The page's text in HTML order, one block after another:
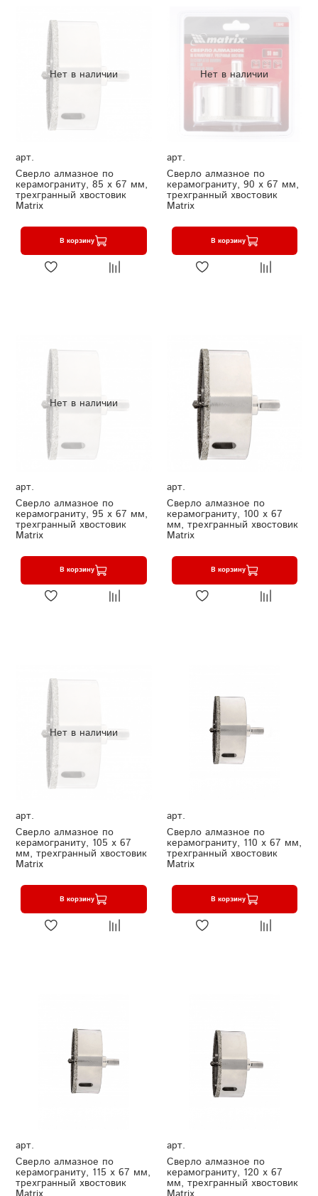
Нет в наличии
арт.
Сверло алмазное по
керамограниту, 85 х 67 мм,
трехгранный хвостовик
Matrix
В корзину
Нет в наличии
арт.
Сверло алмазное по
керамограниту, 90 х 67 мм,
трехгранный хвостовик
Matrix
В корзину
Нет в наличии
арт.
Сверло алмазное по
керамограниту, 95 х 67 мм,
трехгранный хвостовик
Matrix
В корзину
арт.
Сверло алмазное по
керамограниту, 100 х 67
мм, трехгранный хвостовик
Matrix
В корзину
Нет в наличии
арт.
Сверло алмазное по
керамограниту, 105 х 67
мм, трехгранный хвостовик
Matrix
В корзину
арт.
Сверло алмазное по
керамограниту, 110 х 67 мм,
трехгранный хвостовик
Matrix
В корзину
арт.
Сверло алмазное по
керамограниту, 115 х 67 мм,
трехгранный хвостовик
арт.
Сверло алмазное по
керамограниту, 120 х 67
мм, трехгранный хвостовик